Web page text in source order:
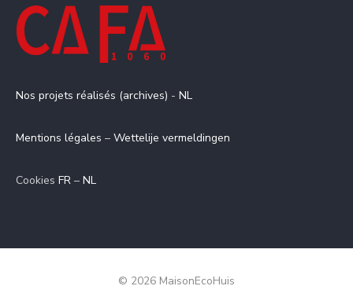
Nos projets réalisés (archives) - NL
Mentions légales – Wettelije vermeldingen
Cookies FR – NL
© 2026 MaisonEcoHuis